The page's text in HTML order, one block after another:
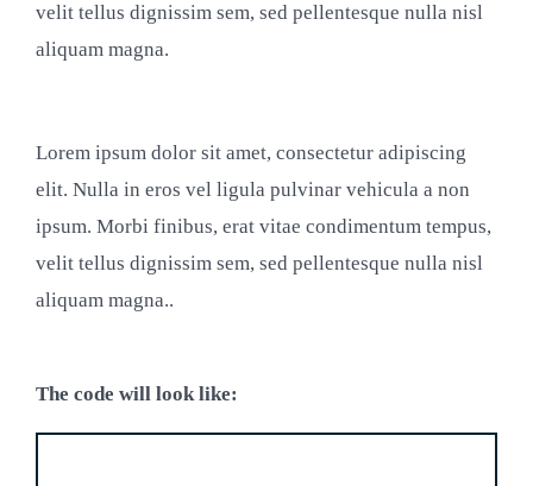
velit tellus dignissim sem, sed pellentesque nulla nisl
aliquam magna.
Lorem ipsum dolor sit amet, consectetur adipiscing
elit. Nulla in eros vel ligula pulvinar vehicula a non
ipsum. Morbi finibus, erat vitae condimentum tempus,
velit tellus dignissim sem, sed pellentesque nulla nisl
aliquam magna..
The code will look like: